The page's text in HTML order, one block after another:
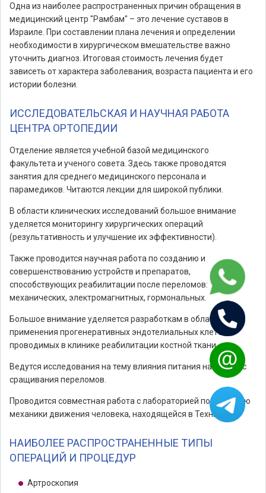
Одна из наиболее распространенных причин обращения в
медицинский центр "Рамбам" – это лечение суставов в
Израиле. При составлении плана лечения и определении
необходимости в хирургическом вмешательстве важно
уточнить диагноз. Итоговая стоимость лечения будет
зависеть от характера заболевания, возраста пациента и его
истории болезни.
ИССЛЕДОВАТЕЛЬСКАЯ И НАУЧНАЯ РАБОТА
ЦЕНТРА ОРТОПЕДИИ
Отделение является учебной базой медицинского
факультета и ученого совета. Здесь также проводятся
занятия для среднего медицинского персонала и
парамедиков. Читаются лекции для широкой публики.
В области клинических исследований большое внимание
уделяется мониторингу хирургических операций
(результативность и улучшение их эффективности).
Также проводится научная работа по созданию и
совершенствованию устройств и препаратов,
способствующих реабилитации после переломов:
механических, электромагнитных, гормональных.
Большое внимание уделяется разработкам в области
применения прогенеративных эндотелиальных клеток,
проводимых в клинике реабилитации костной ткани.
Ведутся исследования на тему влияния питания на процесс
сращивания переломов.
Проводится совместная работа с лабораторией по изучению
механики движения человека, находящейся в Технионе.
НАИБОЛЕЕ РАСПРОСТРАНЕННЫЕ ТИПЫ
ОПЕРАЦИЙ И ПРОЦЕДУР
Артроскопия